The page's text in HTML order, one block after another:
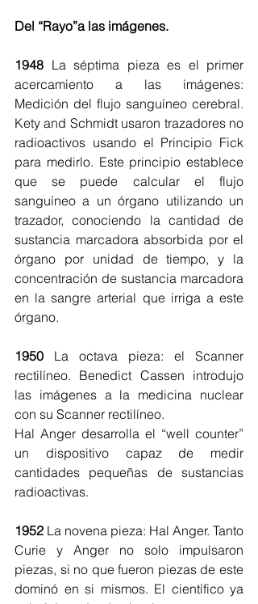
Del “Rayo”a las imágenes.
1948 La séptima pieza es el primer
acercamiento a las imágenes:
Medición del flujo sanguíneo cerebral.
Kety and Schmidt usaron trazadores no
radioactivos usando el Principio Fick
para medirlo. Este principio establece
que se puede calcular el flujo
sanguíneo a un órgano utilizando un
trazador, conociendo la cantidad de
sustancia marcadora absorbida por el
órgano por unidad de tiempo, y la
concentración de sustancia marcadora
en la sangre arterial que irriga a este
órgano.
1950 La octava pieza: el Scanner
rectilíneo. Benedict Cassen introdujo
las imágenes a la medicina nuclear
con su Scanner rectilíneo.
Hal Anger desarrolla el “well counter”
un dispositivo capaz de medir
cantidades pequeñas de sustancias
radioactivas.
1952 La novena pieza: Hal Anger. Tanto
Curie y Anger no solo impulsaron
piezas, si no que fueron piezas de este
dominó en si mismos. El científico ya